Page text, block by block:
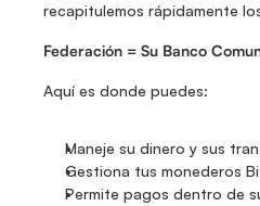
recapitulemos rápidamente
Federación = Su Banco
Aquí es donde puedes:
Maneje su dinero y sus
Gestiona tus monederos
Permite pagos dentro de